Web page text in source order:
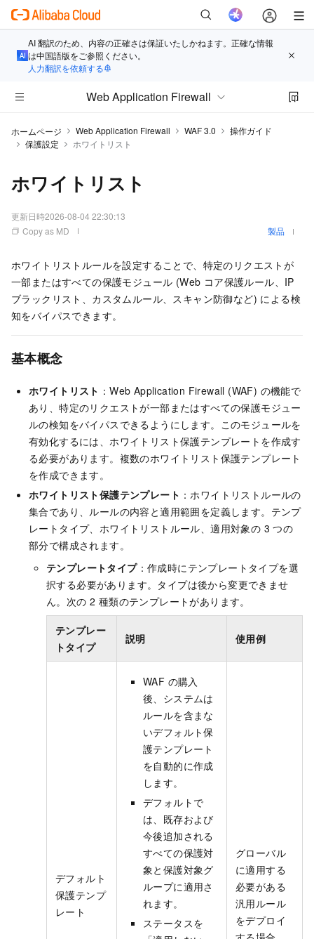
AI 翻訳のため、内容の正確さは保証いたしかねます。正確な情報
は中国語版をご参照ください。
人力翻訳を依頼する
Web Application Firewall
ホームページ Web Application Firewall WAF 3.0
操作ガイド
保護設定
ホワイトリスト
ホワイトリスト
更新日時2026-08-04 22:30:13
Copy as MD
製品
ホワイトリストルールを設定することで、特定のリクエストが
一部またはすべての保護モジュール (Web コア保護ルール、IP
ブラックリスト、カスタムルール、スキャン防御など) による検
知をバイパスできます。
基本概念
ホワイトリスト ：Web Application Firewall (WAF) の機能で
あり、特定のリクエストが一部またはすべての保護モジュー
ルの検知をバイパスできるようにします。このモジュールを
有効化するには、ホワイトリスト保護テンプレートを作成す
る必要があります。複数のホワイトリスト保護テンプレート
を作成できます。
ホワイトリスト保護テンプレート ：ホワイトリストルールの
集合であり、ルールの内容と適用範囲を定義します。テンプ
レートタイプ、ホワイトリストルール、適用対象の 3 つの
部分で構成されます。
テンプレートタイプ：作成時にテンプレートタイプを選
択する必要があります。タイプは後から変更できませ
ん。次の 2 種類のテンプレートがあります。
テンプレー
トタイプ
説明 使用例
デフォルト
保護テンプ
レート
WAF の購入
後、システムは
ルールを含まな
いデフォルト保
護テンプレート
を自動的に作成
します。
デフォルトで
は、既存および
今後追加される
すべての保護対
象と保護対象グ
ループに適用さ
れます。
ステータスを
グローバル
に適用する
必要がある
汎用ルール
をデプロイ